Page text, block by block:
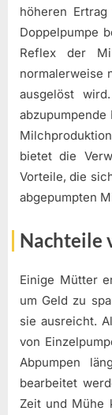
höheren
Doppelpumpe
Reflex der
normalerweise
ausgelöst
bietet die
Vorteile, die
abgepumpten
Nachteile
Einige Mütter
um Geld zu
sie ausreicht.
von
Abpumpen
bearbeitet
Zeit und Mühe